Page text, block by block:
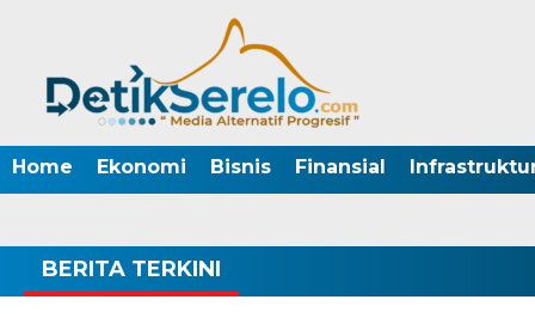
Home Ekonomi Bisnis Finansial
BERITA TERKINI